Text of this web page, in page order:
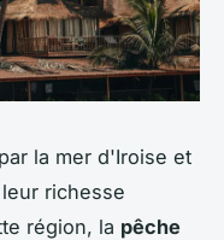
la mer d'Iroise et
richesse
région, la pêche